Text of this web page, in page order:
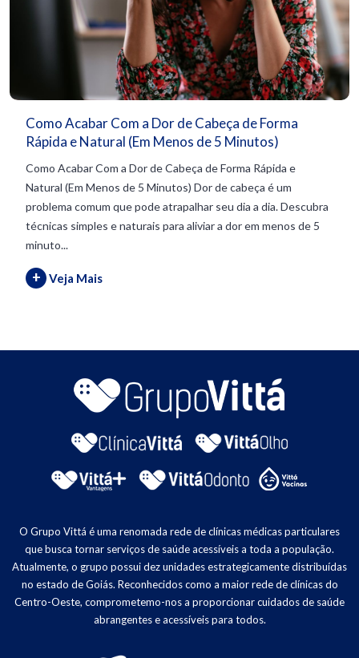
Como Acabar Com a Dor de Cabeça de Forma
Rápida e Natural (Em Menos de 5 Minutos)
Como Acabar Com a Dor de Cabeça de Forma Rápida e
Natural (Em Menos de 5 Minutos) Dor de cabeça é um
problema comum que pode atrapalhar seu dia a dia. Descubra
técnicas simples e naturais para aliviar a dor em menos de 5
minuto...
+ Veja Mais
O Grupo Vittá é uma renomada rede de clínicas médicas particulares
que busca tornar serviços de saúde acessíveis a toda a população.
Atualmente, o grupo possui dez unidades estrategicamente distribuídas
no estado de Goiás. Reconhecidos como a maior rede de clínicas do
Centro-Oeste, comprometemo-nos a proporcionar cuidados de saúde
abrangentes e acessíveis para todos.